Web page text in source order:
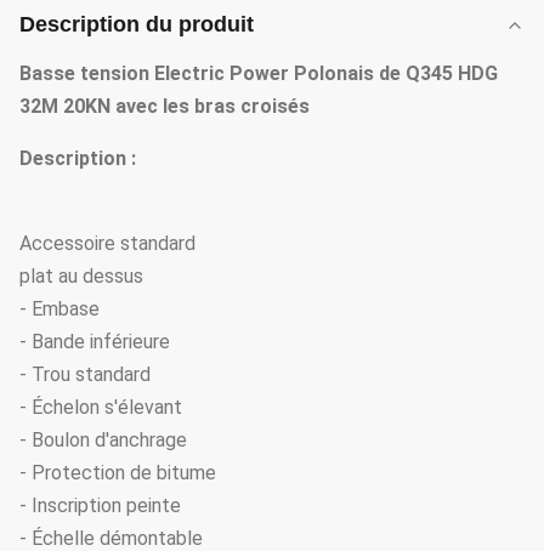
Description du produit
Basse tension Electric Power Polonais de Q345 HDG
32M 20KN avec les bras croisés
Description :
Accessoire standard
plat au dessus
- Embase
- Bande inférieure
- Trou standard
- Échelon s'élevant
- Boulon d'anchrage
- Protection de bitume
- Inscription peinte
- Échelle démontable